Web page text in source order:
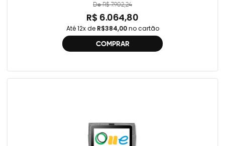
De R$ 7.902,24
R$ 6.064,80
Até 12x de R$384,00no cartão
COMPRAR